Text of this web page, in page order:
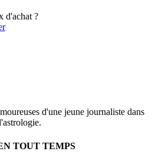
d'achat ?
d'une jeune journaliste dans
TOUT TEMPS